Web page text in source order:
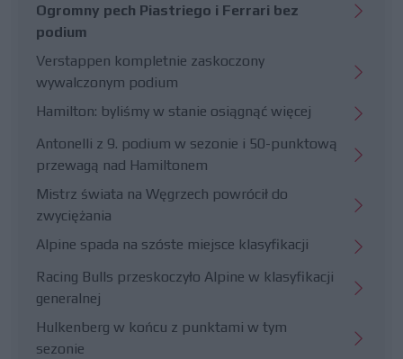
Ogromny pech Piastriego i Ferrari bez
podium
Verstappen kompletnie zaskoczony
wywalczonym podium
Hamilton: byliśmy w stanie osiągnąć więcej
Antonelli z 9. podium w sezonie i 50-punktową
przewagą nad Hamiltonem
Mistrz świata na Węgrzech powrócił do
zwyciężania
Alpine spada na szóste miejsce klasyfikacji
Racing Bulls przeskoczyło Alpine w klasyfikacji
generalnej
Hulkenberg w końcu z punktami w tym
sezonie